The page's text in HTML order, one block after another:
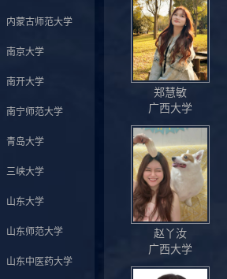
内蒙古师范大学
南京大学
南开大学
南宁师范大学
青岛大学
三峡大学
山东大学
山东师范大学
山东中医药大学
郑慧敏
广西大学
赵丫汝
广西大学